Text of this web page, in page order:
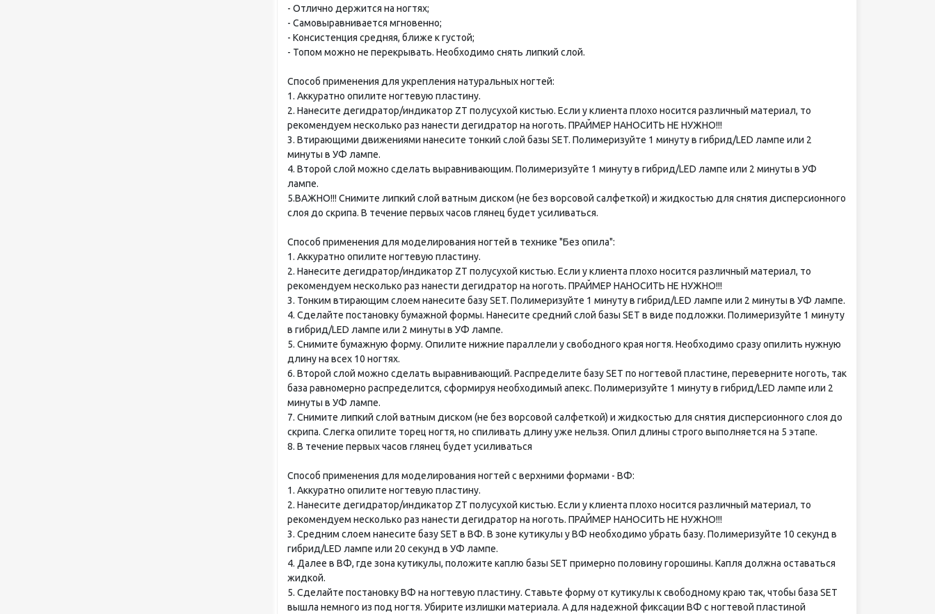
- Отлично держится на ногтях;
- Самовыравнивается мгновенно;
- Консистенция средняя, ближе к густой;
- Топом можно не перекрывать. Необходимо снять липкий слой.
Способ применения для укрепления натуральных ногтей:
1. Аккуратно опилите ногтевую пластину.
2. Нанесите дегидратор/индикатор ZT полусухой кистью. Если у клиента плохо носится различный материал, то
рекомендуем несколько раз нанести дегидратор на ноготь. ПРАЙМЕР НАНОСИТЬ НЕ НУЖНО!!!
3. Втирающими движениями нанесите тонкий слой базы SET. Полимеризуйте 1 минуту в гибрид/LED лампе или 2
минуты в УФ лампе.
4. Второй слой можно сделать выравнивающим. Полимеризуйте 1 минуту в гибрид/LED лампе или 2 минуты в УФ
лампе.
5.ВАЖНО!!! Снимите липкий слой ватным диском (не без ворсовой салфеткой) и жидкостью для снятия дисперсионного
слоя до скрипа. В течение первых часов глянец будет усиливаться.
Способ применения для моделирования ногтей в технике "Без опила":
1. Аккуратно опилите ногтевую пластину.
2. Нанесите дегидратор/индикатор ZT полусухой кистью. Если у клиента плохо носится различный материал, то
рекомендуем несколько раз нанести дегидратор на ноготь. ПРАЙМЕР НАНОСИТЬ НЕ НУЖНО!!!
3. Тонким втирающим слоем нанесите базу SET. Полимеризуйте 1 минуту в гибрид/LED лампе или 2 минуты в УФ лампе.
4. Сделайте постановку бумажной формы. Нанесите средний слой базы SET в виде подложки. Полимеризуйте 1 минуту
в гибрид/LED лампе или 2 минуты в УФ лампе.
5. Снимите бумажную форму. Опилите нижние параллели у свободного края ногтя. Необходимо сразу опилить нужную
длину на всех 10 ногтях.
6. Второй слой можно сделать выравнивающий. Распределите базу SET по ногтевой пластине, переверните ноготь, так
база равномерно распределится, сформируя необходимый апекс. Полимеризуйте 1 минуту в гибрид/LED лампе или 2
минуты в УФ лампе.
7. Снимите липкий слой ватным диском (не без ворсовой салфеткой) и жидкостью для снятия дисперсионного слоя до
скрипа. Слегка опилите торец ногтя, но спиливать длину уже нельзя. Опил длины строго выполняется на 5 этапе.
8. В течение первых часов глянец будет усиливаться
Способ применения для моделирования ногтей с верхними формами - ВФ:
1. Аккуратно опилите ногтевую пластину.
2. Нанесите дегидратор/индикатор ZT полусухой кистью. Если у клиента плохо носится различный материал, то
рекомендуем несколько раз нанести дегидратор на ноготь. ПРАЙМЕР НАНОСИТЬ НЕ НУЖНО!!!
3. Средним слоем нанесите базу SET в ВФ. В зоне кутикулы у ВФ необходимо убрать базу. Полимеризуйте 10 секунд в
гибрид/LED лампе или 20 секунд в УФ лампе.
4. Далее в ВФ, где зона кутикулы, положите каплю базы SET примерно половину горошины. Капля должна оставаться
жидкой.
5. Сделайте постановку ВФ на ногтевую пластину. Ставьте форму от кутикулы к свободному краю так, чтобы база SET
вышла немного из под ногтя. Убирите излишки материала. А для надежной фиксации ВФ с ногтевой пластиной